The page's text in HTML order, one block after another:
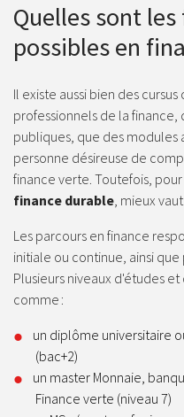
Quelles sont
possibles en
Il existe aussi bien des
professionnels de la finance,
publiques, que des modules
personne désireuse de
finance verte. Toutefois,
finance durable, mieux
Les parcours en finance
initiale ou continue, ainsi
Plusieurs niveaux d'études
comme :
un diplôme universitaire
(bac+2)
un master Monnaie,
Finance verte (niveau 7)